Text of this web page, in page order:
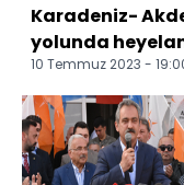
Karadeniz-
yolunda
10 Temmuz 2023 -